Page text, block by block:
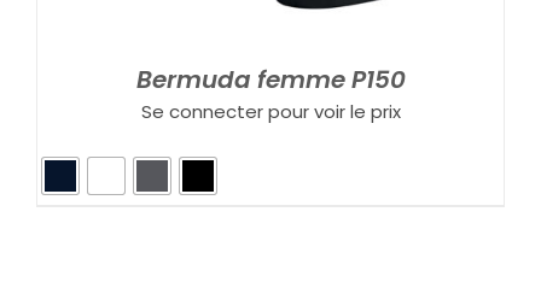
Bermuda femme P150
Se connecter pour voir le prix